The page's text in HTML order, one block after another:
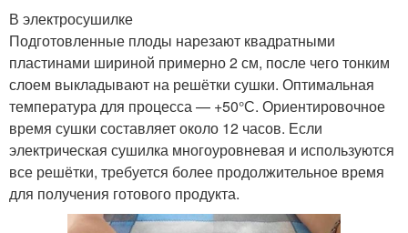
В электросушилке
Подготовленные плоды нарезают квадратными
пластинами шириной примерно 2 см, после чего тонким
слоем выкладывают на решётки сушки. Оптимальная
температура для процесса — +50°С. Ориентировочное
время сушки составляет около 12 часов. Если
электрическая сушилка многоуровневая и используются
все решётки, требуется более продолжительное время
для получения готового продукта.